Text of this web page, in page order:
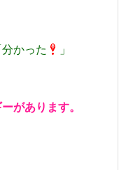
かった
」
があります。